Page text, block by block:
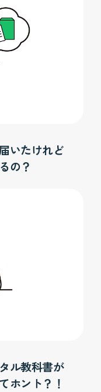
いたけれど
の？
ル教科書が
ホント？！